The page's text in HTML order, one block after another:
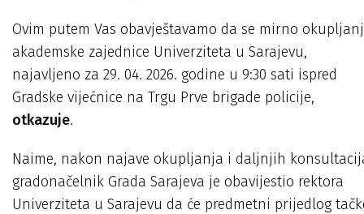
Ovim putem Vas obavještavamo da se mirno
akademske zajednice Univerziteta u Sarajevu,
najavljeno za 29. 04. 2026. godine u 9:30 sati ispred
Gradske vijećnice na Trgu Prve brigade policije,
otkazuje.
Naime, nakon najave okupljanja i daljnjih
gradonačelnik Grada Sarajeva je obavijestio rektora
Univerziteta u Sarajevu da će predmetni prijedlog